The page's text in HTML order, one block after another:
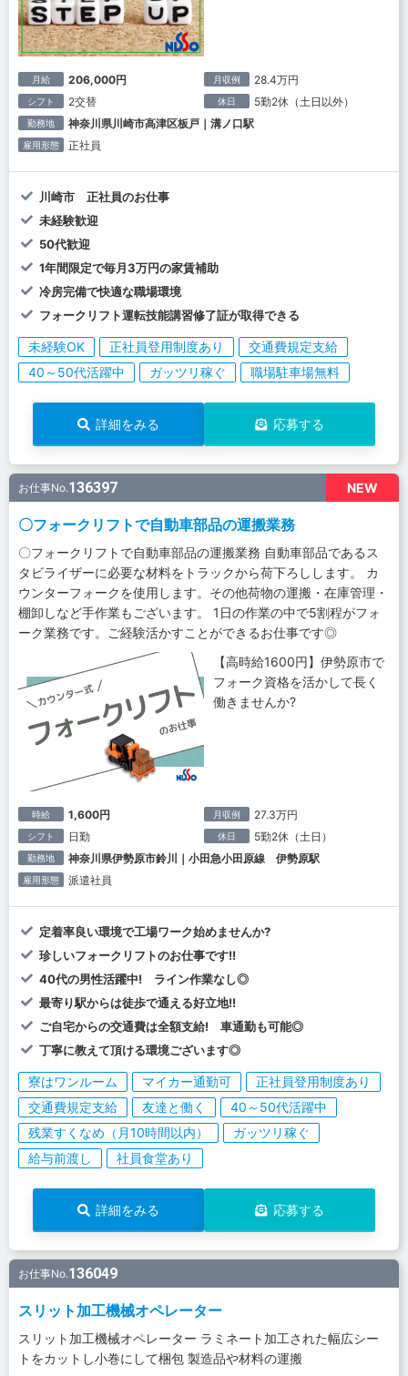
月給 206,000円 月収例 28.4万円
シフト 2交替 休日 5勤2休（土日以外）
勤務地 神奈川県川崎市高津区板戸｜溝ノ口駅
雇用形態 正社員
川崎市 正社員のお仕事
未経験歓迎
50代歓迎
1年間限定で毎月3万円の家賃補助
冷房完備で快適な職場環境
フォークリフト運転技能講習修了証が取得できる
未経験OK 正社員登用制度あり
交通費規定支給
40～50代活躍中
ガッツリ稼ぐ 職場駐車場無料
詳細をみる 応募する
NEW
お仕事No.136397
〇フォークリフトで自動車部品の運搬業務
〇フォークリフトで自動車部品の運搬業務 自動車部品であるス
タビライザーに必要な材料をトラックから荷下ろしします。 カ
ウンターフォークを使用します。その他荷物の運搬・在庫管理・
棚卸しなど手作業もございます。 1日の作業の中で5割程がフォ
ーク業務です。ご経験活かすことができるお仕事です◎
【高時給1600円】伊勢原市で
フォーク資格を活かして長く
働きませんか?
時給 1,600円 月収例 27.3万円
シフト 日勤 休日 5勤2休（土日）
勤務地 神奈川県伊勢原市鈴川｜小田急小田原線 伊勢原駅
雇用形態 派遣社員
定着率良い環境で工場ワーク始めませんか?
珍しいフォークリフトのお仕事です!!
40代の男性活躍中! ライン作業なし◎
最寄り駅からは徒歩で通える好立地!!
ご自宅からの交通費は全額支給! 車通勤も可能◎
丁寧に教えて頂ける環境ございます◎
寮はワンルーム マイカー通勤可
正社員登用制度あり
交通費規定支給
友達と働く
40～50代活躍中
残業すくなめ（月10時間以内）
ガッツリ稼ぐ
給与前渡し
社員食堂あり
詳細をみる 応募する
お仕事No.136049
スリット加工機械オペレーター
スリット加工機械オペレーター ラミネート加工された幅広シー
トをカットし小巻にして梱包 製造品や材料の運搬